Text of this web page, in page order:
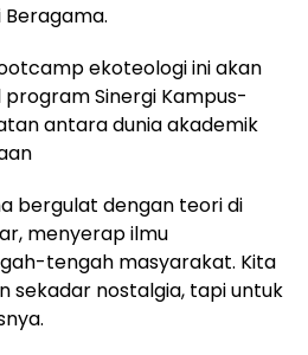
Beragama.
ekoteologi ini akan
Sinergi Kampus-
antara dunia akademik
bergulat dengan teori di
menyerap ilmu
tengah masyarakat. Kita
sekadar nostalgia, tapi untuk